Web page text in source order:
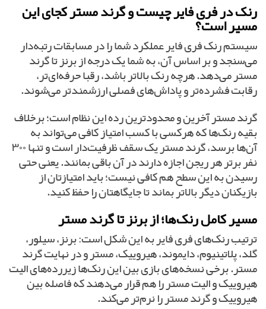
رنک در فری فایر چیست و گرند مستر کجای این
مسیر است؟
سیستم رنک فری فایر عملکرد شما را در مسابقات رتبه‌دار
می‌سنجد و بر اساس آن، به شما یک درجه از برنز تا گرند
مستر می‌دهد. هرچه رنک بالاتر باشد، رقبا حرفه‌ای‌تر،
رقابت فشرده‌تر و پاداش‌های فصلی ارزشمندتر می‌شوند.
گرند مستر آخرین و محدودترین رده این نظام است؛ برخلاف
بقیه رنک‌ها که هرکسی با کسب امتیاز کافی می‌تواند به
آن‌ها برسد، گرند مستر یک سقف ظرفیت‌دار است و تنها ۳۰۰
نفر برتر هر ریجن اجازه دارند در آن باقی بمانند. یعنی حتی
رسیدن به این سطح هم کافی نیست؛ باید امتیازتان از
بازیکنان دیگر بالاتر بماند تا جایگاهتان را حفظ کنید.
مسیر کامل رنک‌ها؛ از برنز تا گرند مستر
ترتیب رنک‌های فری فایر به این شکل است: برنز، سیلور،
گلد، پلاتینیوم، دایموند، هیروییک، مستر و در نهایت گرند
مستر. برخی نسخه‌های بازی بین این رنک‌ها زیر‌رده‌های الیت
هیروییک و الیت مستر را هم قرار می‌دهند که فاصله بین
هیروییک و گرند مستر را نرم‌تر می‌کند.